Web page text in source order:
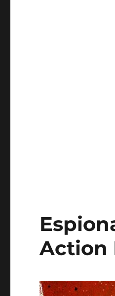
Action